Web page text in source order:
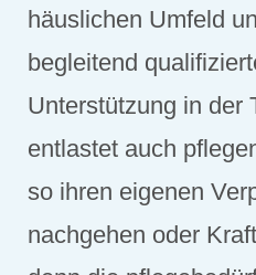
häuslichen Umfeld
begleitend
Unterstützung in der
entlastet auch
so ihren eigenen
nachgehen oder